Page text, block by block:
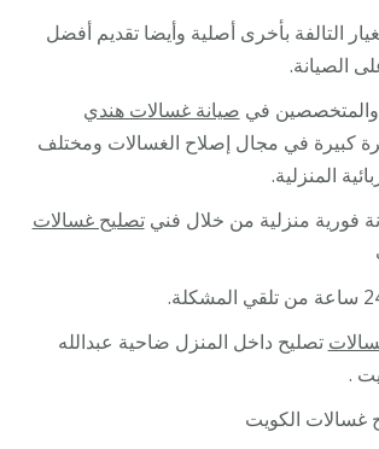
التالفة بأخرى أصلية وأيضا تقديم أفضل
الصيانة.
والمتخصصين في صيانة غسالات هندي
كبيرة في مجال إصلاح الغسالات ومختلف
المنزلية.
فورية منزلية من خلال فنيتصليح غسالات
تصليح داخل المنزل ضاحية عبدالله
.